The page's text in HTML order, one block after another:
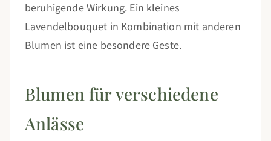
beruhigende Wirkung. Ein kleines
Lavendelbouquet in Kombination mit anderen
Blumen ist eine besondere Geste.
Blumen für verschiedene
Anlässe